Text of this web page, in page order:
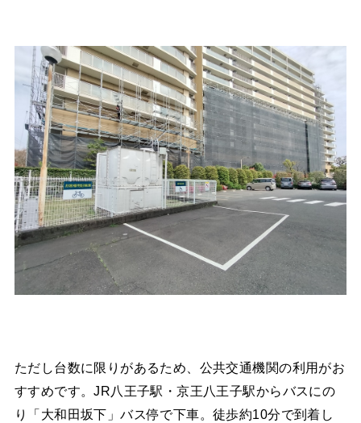
ただし台数に限りがあるため、公共交通機関の利用がお
すすめです。JR八王子駅・京王八王子駅からバスにの
り「大和田坂下」バス停で下車。徒歩約10分で到着し